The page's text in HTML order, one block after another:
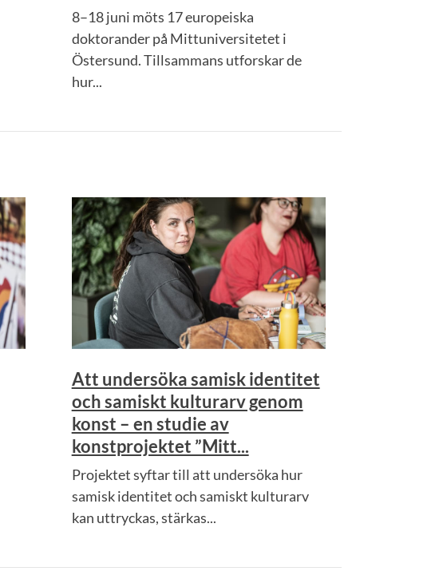
8–18 juni möts 17 europeiska
doktorander på Mittuniversitetet i
Östersund. Tillsammans utforskar de
hur...
Att undersöka samisk identitet
och samiskt kulturarv genom
konst – en studie av
konstprojektet ”Mitt...
Projektet syftar till att undersöka hur
samisk identitet och samiskt kulturarv
kan uttryckas, stärkas...